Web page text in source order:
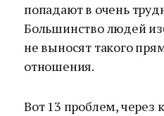
попадают в очень
Большинство людей
не выносят такого
отношения.
Вот 13 проблем, через